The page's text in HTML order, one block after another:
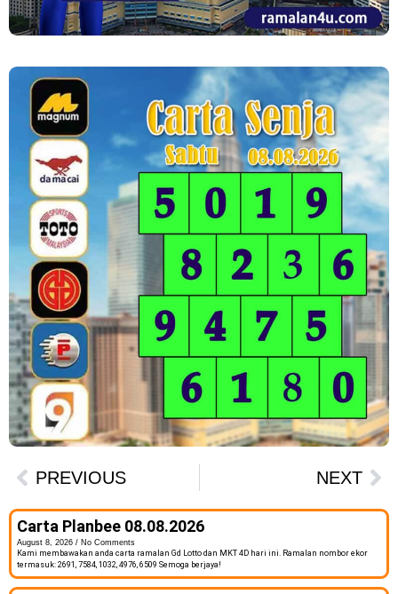
PREVIOUS NEXT
Carta Planbee 08.08.2026
August 8, 2026
No Comments
Kami membawakan anda carta ramalan Gd Lotto dan MKT 4D hari ini. Ramalan nombor ekor
termasuk: 2691, 7584, 1032, 4976, 6509 Semoga berjaya!